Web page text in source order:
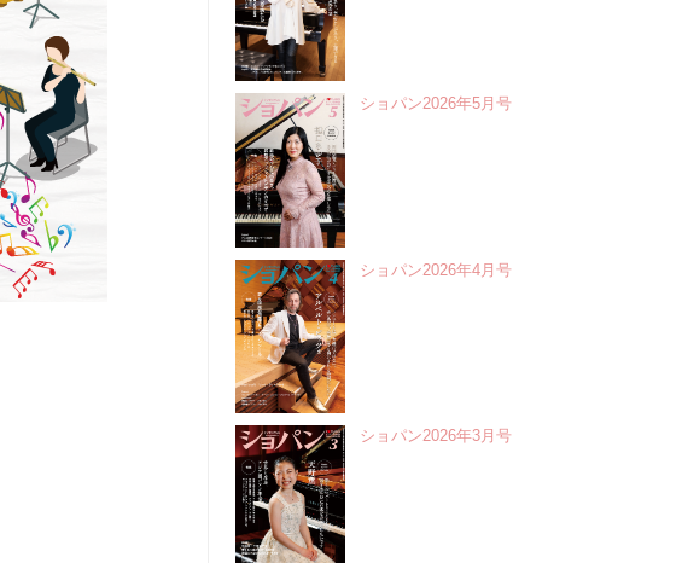
ショパン2026年5月号
ショパン2026年4月号
ショパン2026年3月号